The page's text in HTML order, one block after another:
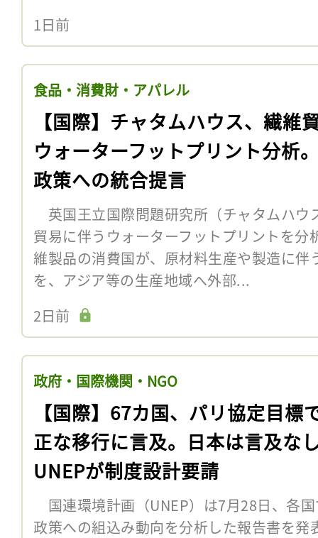
1日前
食品・消費財・アパレル
【国際】チャタムハウス、繊維
ウォーターフットプリント分析
政策への統合提言
英国王立国際問題研究所（チャタムハウ
貿易に伴うウォーターフットプリントを分
維製品の消費国が、原材料生産や製造に伴
を、アジア等の生産地域へ外部...
2日前
政府・国際機関・NGO
【国際】67カ国、パリ協定目標
正な移行に言及。日本は言及な
UNEPが制度設計要請
国連環境計画（UNEP）は7月28日、各
政策への組込み動向を分析した報告書を